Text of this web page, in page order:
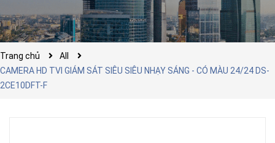
Trang chủ
All
CAMERA HD TVI GIÁM SÁT SIÊU SIÊU NHẠY SÁNG - CÓ MÀU 24/24 DS-
2CE10DFT-F